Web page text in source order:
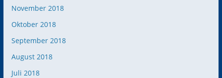
November 2018
Oktober 2018
September 2018
August 2018
Juli 2018